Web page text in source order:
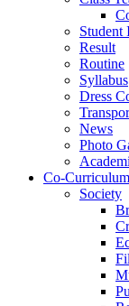
Student
Result
Routine
Syllabus
Dress
News
Photo
Co-Curriculum
Society